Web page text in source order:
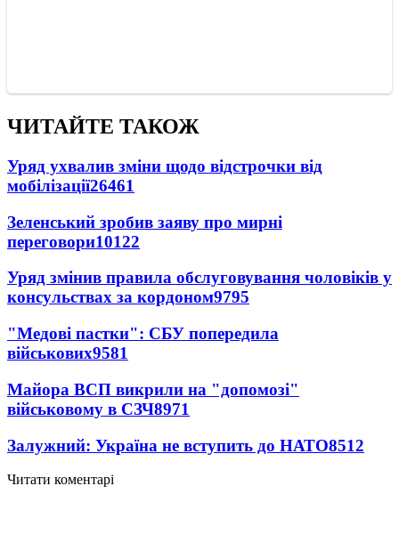
ЧИТАЙТЕ ТАКОЖ
Уряд ухвалив зміни щодо відстрочки від
мобілізації26461
Зеленський зробив заяву про мирні
переговори10122
Уряд змінив правила обслуговування чоловіків у
консульствах за кордоном9795
"Медові пастки": СБУ попередила
військових9581
Майора ВСП викрили на "допомозі"
військовому в СЗЧ8971
Залужний: Україна не вступить до НАТО8512
Читати коментарі